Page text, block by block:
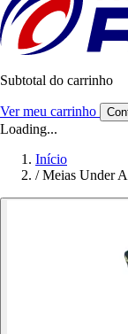
Subtotal do carrinho
Ver meu carrinho
Loading...
Início
/ Meias Under